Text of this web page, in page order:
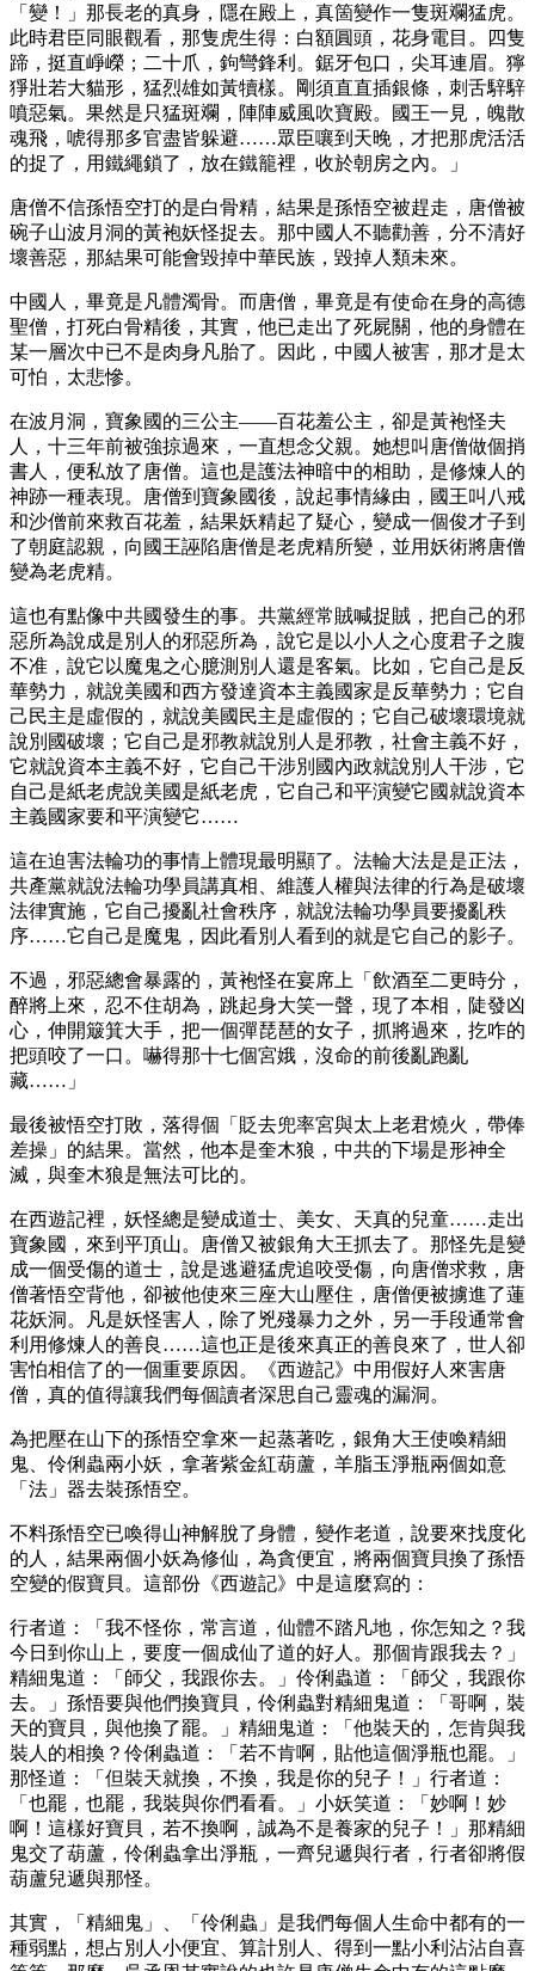
「變！」那長老的真身，隱在殿上，真箇變作一隻斑斕猛虎。
此時君臣同眼觀看，那隻虎生得：白額圓頭，花身電目。四隻
蹄，挺直崢嶸；二十爪，鉤彎鋒利。鋸牙包口，尖耳連眉。獰
猙壯若大貓形，猛烈雄如黃犢樣。剛須直直插銀條，刺舌騂騂
噴惡氣。果然是只猛斑斕，陣陣威風吹寶殿。國王一見，魄散
魂飛，唬得那多官盡皆躲避……眾臣嚷到天晚，才把那虎活活
的捉了，用鐵繩鎖了，放在鐵籠裡，收於朝房之內。」
唐僧不信孫悟空打的是白骨精，結果是孫悟空被趕走，唐僧被
碗子山波月洞的黃袍妖怪捉去。那中國人不聽勸善，分不清好
壞善惡，那結果可能會毀掉中華民族，毀掉人類未來。
中國人，畢竟是凡體濁骨。而唐僧，畢竟是有使命在身的高德
聖僧，打死白骨精後，其實，他已走出了死屍關，他的身體在
某一層次中已不是肉身凡胎了。因此，中國人被害，那才是太
可怕，太悲慘。
在波月洞，寶象國的三公主——百花羞公主，卻是黃袍怪夫
人，十三年前被強掠過來，一直想念父親。她想叫唐僧做個捎
書人，便私放了唐僧。這也是護法神暗中的相助，是修煉人的
神跡一種表現。唐僧到寶象國後，說起事情緣由，國王叫八戒
和沙僧前來救百花羞，結果妖精起了疑心，變成一個俊才子到
了朝庭認親，向國王誣陷唐僧是老虎精所變，並用妖術將唐僧
變為老虎精。
這也有點像中共國發生的事。共黨經常賊喊捉賊，把自己的邪
惡所為說成是別人的邪惡所為，說它是以小人之心度君子之腹
不准，說它以魔鬼之心臆測別人還是客氣。比如，它自己是反
華勢力，就說美國和西方發達資本主義國家是反華勢力；它自
己民主是虛假的，就說美國民主是虛假的；它自己破壞環境就
說別國破壞；它自己是邪教就說別人是邪教，社會主義不好，
它就說資本主義不好，它自己干涉別國內政就說別人干涉，它
自己是紙老虎說美國是紙老虎，它自己和平演變它國就說資本
主義國家要和平演變它……
這在迫害法輪功的事情上體現最明顯了。法輪大法是是正法，
共產黨就說法輪功學員講真相、維護人權與法律的行為是破壞
法律實施，它自己擾亂社會秩序，就說法輪功學員要擾亂秩
序……它自己是魔鬼，因此看別人看到的就是它自己的影子。
不過，邪惡總會暴露的，黃袍怪在宴席上「飲酒至二更時分，
醉將上來，忍不住胡為，跳起身大笑一聲，現了本相，陡發凶
心，伸開簸箕大手，把一個彈琵琶的女子，抓將過來，扢咋的
把頭咬了一口。嚇得那十七個宮娥，沒命的前後亂跑亂
藏……」
最後被悟空打敗，落得個「貶去兜率宮與太上老君燒火，帶俸
差操」的結果。當然，他本是奎木狼，中共的下場是形神全
滅，與奎木狼是無法可比的。
在西遊記裡，妖怪總是變成道士、美女、天真的兒童……走出
寶象國，來到平頂山。唐僧又被銀角大王抓去了。那怪先是變
成一個受傷的道士，說是逃避猛虎追咬受傷，向唐僧求救，唐
僧著悟空背他，卻被他使來三座大山壓住，唐僧便被擄進了蓮
花妖洞。凡是妖怪害人，除了兇殘暴力之外，另一手段通常會
利用修煉人的善良……這也正是後來真正的善良來了，世人卻
害怕相信了的一個重要原因。《西遊記》中用假好人來害唐
僧，真的值得讓我們每個讀者深思自己靈魂的漏洞。
為把壓在山下的孫悟空拿來一起蒸著吃，銀角大王使喚精細
鬼、伶俐蟲兩小妖，拿著紫金紅葫蘆，羊脂玉淨瓶兩個如意
「法」器去裝孫悟空。
不料孫悟空已喚得山神解脫了身體，變作老道，說要來找度化
的人，結果兩個小妖為修仙，為貪便宜，將兩個寶貝換了孫悟
空變的假寶貝。這部份《西遊記》中是這麼寫的：
行者道：「我不怪你，常言道，仙體不踏凡地，你怎知之？我
今日到你山上，要度一個成仙了道的好人。那個肯跟我去？」
精細鬼道：「師父，我跟你去。」伶俐蟲道：「師父，我跟你
去。」孫悟要與他們換寶貝，伶俐蟲對精細鬼道：「哥啊，裝
天的寶貝，與他換了罷。」精細鬼道：「他裝天的，怎肯與我
裝人的相換？伶俐蟲道：「若不肯啊，貼他這個淨瓶也罷。」
那怪道：「但裝天就換，不換，我是你的兒子！」行者道：
「也罷，也罷，我裝與你們看看。」小妖笑道：「妙啊！妙
啊！這樣好寶貝，若不換啊，誠為不是養家的兒子！」那精細
鬼交了葫蘆，伶俐蟲拿出淨瓶，一齊兒遞與行者，行者卻將假
葫蘆兒遞與那怪。
其實，「精細鬼」、「伶俐蟲」是我們每個人生命中都有的一
種弱點，想占別人小便宜、算計別人、得到一點小利沾沾自喜